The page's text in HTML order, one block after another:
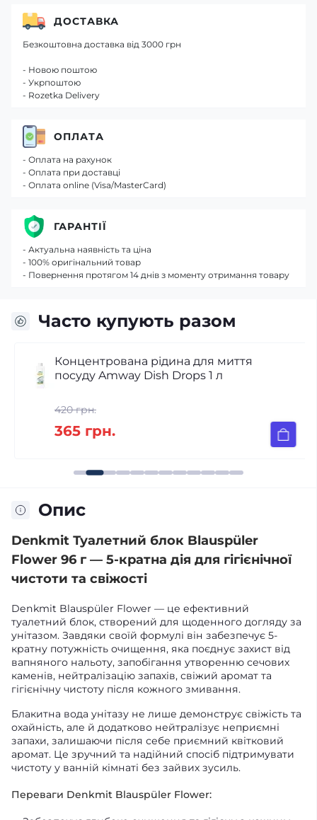
Часто купують разом
Концентрована рідина для миття
посуду Amway Dish Drops 1 л
420 грн.
365 грн.
Опис
Denkmit Туалетний блок Blauspüler
Flower 96 г — 5-кратна дія для гігієнічної
чистоти та свіжості
Denkmit Blauspüler Flower — це ефективний
туалетний блок, створений для щоденного догляду за
унітазом. Завдяки своїй формулі він забезпечує 5-
кратну потужність очищення, яка поєднує захист від
вапняного нальоту, запобігання утворенню сечових
каменів, нейтралізацію запахів, свіжий аромат та
гігієнічну чистоту після кожного змивання.
Блакитна вода унітазу не лише демонструє свіжість та
охайність, але й додатково нейтралізує неприємні
запахи, залишаючи після себе приємний квітковий
аромат. Це зручний та надійний спосіб підтримувати
чистоту у ванній кімнаті без зайвих зусиль.
Переваги Denkmit Blauspüler Flower:
ДОСТАВКА
Безкоштовна доставка від 3000 грн
- Новою поштою
- Укрпоштою
- Rozetka Delivery
ОПЛАТА
- Оплата на рахунок
- Оплата при доставці
- Оплата online (Visa/MasterCard)
ГАРАНТІЇ
- Актуальна наявність та ціна
- 100% оригінальний товар
- Повернення протягом 14 днів з моменту отримання товару